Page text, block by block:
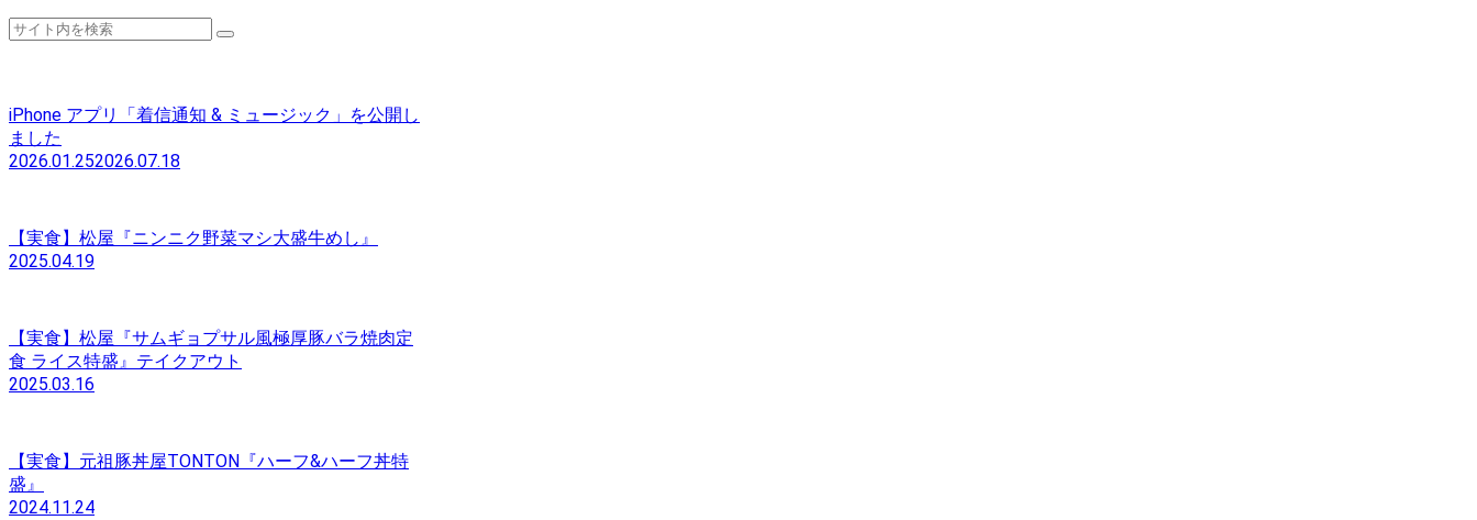
iPhone アプリ「着信通知 & ミュージック」を公開し
ました
2026.01.252026.07.18
【実食】松屋『ニンニク野菜マシ大盛牛めし』
2025.04.19
【実食】松屋『サムギョプサル風極厚豚バラ焼肉定
食 ライス特盛』テイクアウト
2025.03.16
【実食】元祖豚丼屋TONTON『ハーフ&ハーフ丼特
盛』
2024.11.24